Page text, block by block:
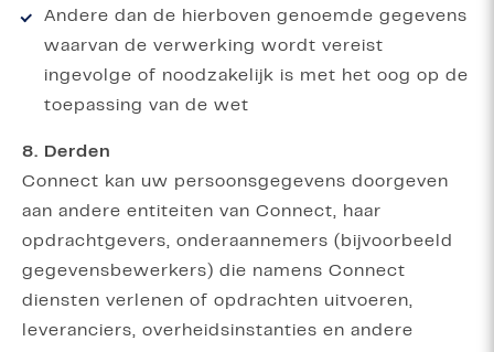
Andere dan de hierboven genoemde gegevens
waarvan de verwerking wordt vereist
ingevolge of noodzakelijk is met het oog op de
toepassing van de wet
8. Derden
Connect kan uw persoonsgegevens doorgeven
aan andere entiteiten van Connect, haar
opdrachtgevers, onderaannemers (bijvoorbeeld
gegevensbewerkers) die namens Connect
diensten verlenen of opdrachten uitvoeren,
leveranciers, overheidsinstanties en andere